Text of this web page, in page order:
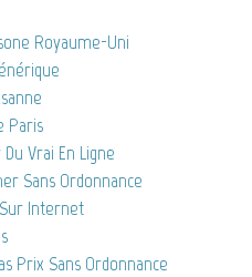
Royaume-Uni
Paris
Vrai En Ligne
Sans Ordonnance
Internet
Prix Sans Ordonnance